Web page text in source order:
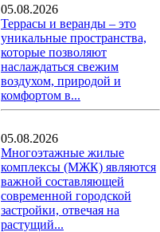
05.08.2026
Террасы и веранды – это
уникальные пространства,
которые позволяют
наслаждаться свежим
воздухом, природой и
комфортом в...
05.08.2026
Многоэтажные жилые
комплексы (МЖК) являются
важной составляющей
современной городской
застройки, отвечая на
растущий...